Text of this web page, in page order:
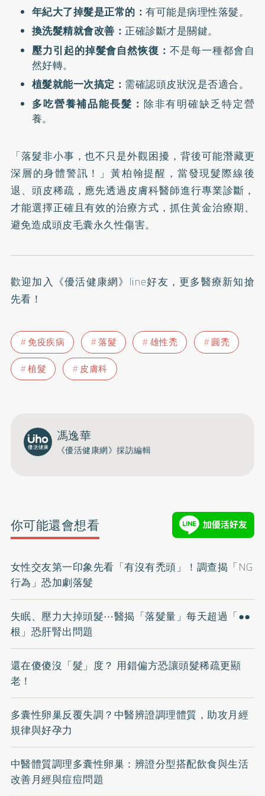
年紀大了掉髮是正常的：有可能是病理性落髮。
換洗髮精就會改善：正確診斷才是關鍵。
壓力引起的掉髮會自然恢復：不是每一種都會自
然好轉。
植髮就能一次搞定： 需確認頭皮狀況是否適合。
多吃營養補品能長髮： 除非有明確缺乏特定營
養。
「落髮非小事，也不只是外觀困擾，背後可能潛藏更
深層的身體警訊！」黃柏翰提醒，當發現髮際線後
退、頭皮稀疏，應先透過皮膚科醫師進行專業診斷，
才能選擇正確且有效的治療方式，抓住黃金治療期、
避免造成頭皮毛囊永久性傷害。
歡迎加入 《優活健康網》line好友 ，更多醫療新知搶
先看！
免疫疾病 落髮 雄性禿
圓禿
植髮
皮膚科
馮逸華
《優活健康網》採訪編輯
你可能還會想看
女性交友第一印象先看「有沒有禿頭」！調查揭「NG
行為」恐加劇落髮
失眠、壓力大掉頭髮⋯醫揭「落髮量」每天超過「●●
根」恐肝腎出問題
還在傻傻沒「髮」度？ 用錯偏方恐讓頭髮稀疏更顯
老！
多囊性卵巢反覆失調？中醫辨證調理體質，助攻月經
規律與好孕力
中醫體質調理多囊性卵巢：辨證分型搭配飲食與生活
改善月經與痘痘問題